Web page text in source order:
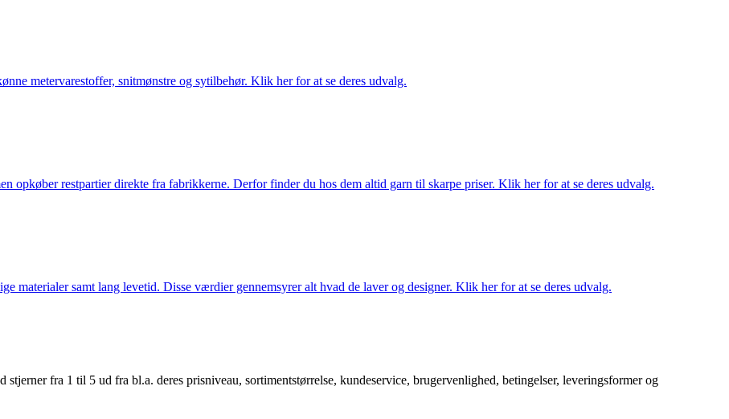
metervarestoffer, snitmønstre og sytilbehør. Klik her for at se deres udvalg.
opkøber restpartier direkte fra fabrikkerne. Derfor finder du hos dem altid garn til skarpe priser. Klik her for at se deres udvalg.
materialer samt lang levetid. Disse værdier gennemsyrer alt hvad de laver og designer. Klik her for at se deres udvalg.
fra 1 til 5 ud fra bl.a. deres prisniveau, sortimentstørrelse, kundeservice, brugervenlighed, betingelser, leveringsformer og